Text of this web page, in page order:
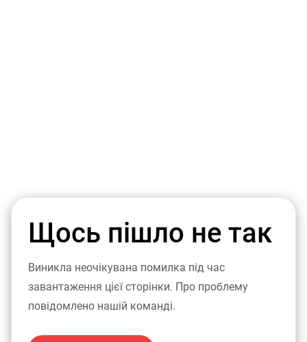
Щось пішло не так
Виникла неочікувана помилка під час
завантаження цієї сторінки. Про проблему
повідомлено нашій команді.